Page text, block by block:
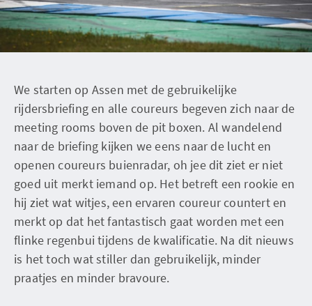
We starten op Assen met de gebruikelijke
rijdersbriefing en alle coureurs begeven zich naar de
meeting rooms boven de pit boxen. Al wandelend
naar de briefing kijken we eens naar de lucht en
openen coureurs buienradar, oh jee dit ziet er niet
goed uit merkt iemand op. Het betreft een rookie en
hij ziet wat witjes, een ervaren coureur countert en
merkt op dat het fantastisch gaat worden met een
flinke regenbui tijdens de kwalificatie. Na dit nieuws
is het toch wat stiller dan gebruikelijk, minder
praatjes en minder bravoure.